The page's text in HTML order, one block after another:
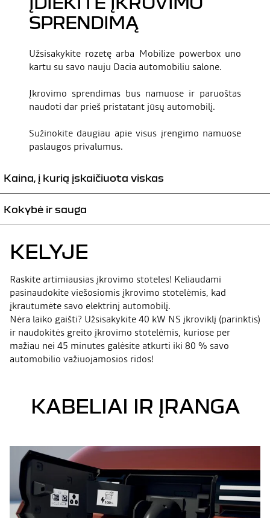
SPRENDIMĄ
Užsisakykite rozetę arba Mobilize powerbox uno
kartu su savo nauju Dacia automobiliu salone.
Įkrovimo sprendimas bus namuose ir paruoštas
naudoti dar prieš pristatant jūsų automobilį.
Sužinokite daugiau apie visus įrengimo namuose
paslaugos privalumus.
Kaina, į kurią įskaičiuota viskas
Fiksuota kaina, į kurią įskaičiuota įranga ir įrengimas namuose, kurį
atlieka specialistas per 45 darbo dienas nuo užsakymo formos
Kokybė ir sauga
kokybės ir saugos standartus.
* Elektrinių transporto priemonių įkrovimo infrastruktūra
KELYJE
Raskite artimiausias įkrovimo stoteles! Keliaudami
pasinaudokite viešosiomis įkrovimo stotelėmis, kad
įkrautumėte savo elektrinį automobilį.
Nėra laiko gaišti? Užsisakykite 40 kW NS įkroviklį (parinktis)
ir naudokitės greito įkrovimo stotelėmis, kuriose per
mažiau nei 45 minutes galėsite atkurti iki 80 % savo
automobilio važiuojamosios ridos!
KABELIAI IR ĮRANGA